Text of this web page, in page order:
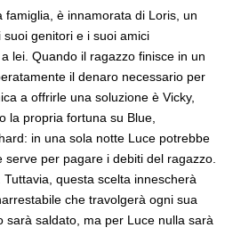
famiglia, è innamorata di Loris, un
genitori e i suoi amici
lei. Quando il ragazzo finisce in un
il denaro necessario per
a offrirle una soluzione è Vicky,
la propria fortuna su Blue,
in una sola notte Luce potrebbe
per pagare i debiti del ragazzo.
questa scelta innescherà
che travolgerà ogni sua
sarà saldato, ma per Luce nulla sarà